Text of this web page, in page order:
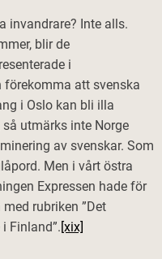
invandrare? Inte alls.
blir de
i
förekomma att svenska
i Oslo kan bli illa
utmärks inte Norge
av svenskar. Som
Men i vårt östra
Expressen hade för
rubriken ”Det
Finland”.[xix]